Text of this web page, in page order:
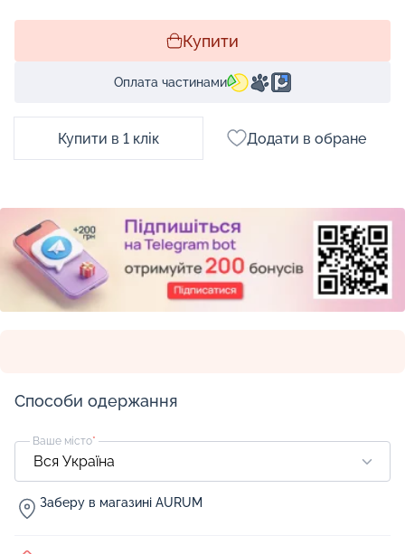
Купити
Оплата частинами
Купити в 1 клік Додати в обране
Способи одержання
Ваше місто*
Заберу в магазині AURUM